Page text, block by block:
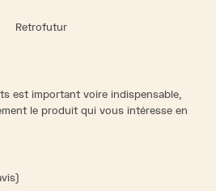
est important voire indispensable,
le produit qui vous intéresse en